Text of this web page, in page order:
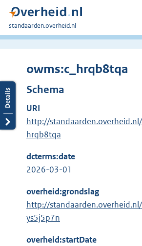
U
bent
standaarden.overheid.nl
owms:c_hrqb8tqa
Schema
URI
http://standaarden.overheid.nl/
hrqb8tqa
dcterms:date
2026-03-01
overheid:grondslag
http://standaarden.overheid.nl/
ys5j5p7n
overheid:startDate